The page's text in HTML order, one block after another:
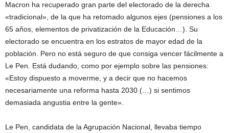
Macron ha recuperado gran parte del electorado de la derecha
«tradicional», de la que ha retomado algunos ejes (pensiones a los
65 años, elementos de privatización de la Educación…). Su
electorado se encuentra en los estratos de mayor edad de la
población. Pero no está seguro de que consiga vencer fácilmente a
Le Pen. Está dudando, como por ejemplo sobre las pensiones:
«Estoy dispuesto a moverme, y a decir que no hacemos
necesariamente una reforma hasta 2030 (…) si sentimos
demasiada angustia entre la gente».
Le Pen, candidata de la Agrupación Nacional, llevaba tiempo